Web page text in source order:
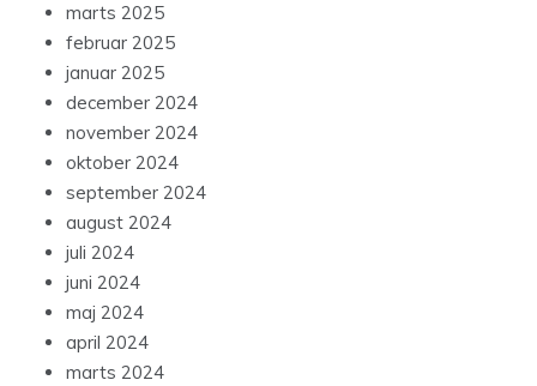
marts 2025
februar 2025
januar 2025
december 2024
november 2024
oktober 2024
september 2024
august 2024
juli 2024
juni 2024
maj 2024
april 2024
marts 2024